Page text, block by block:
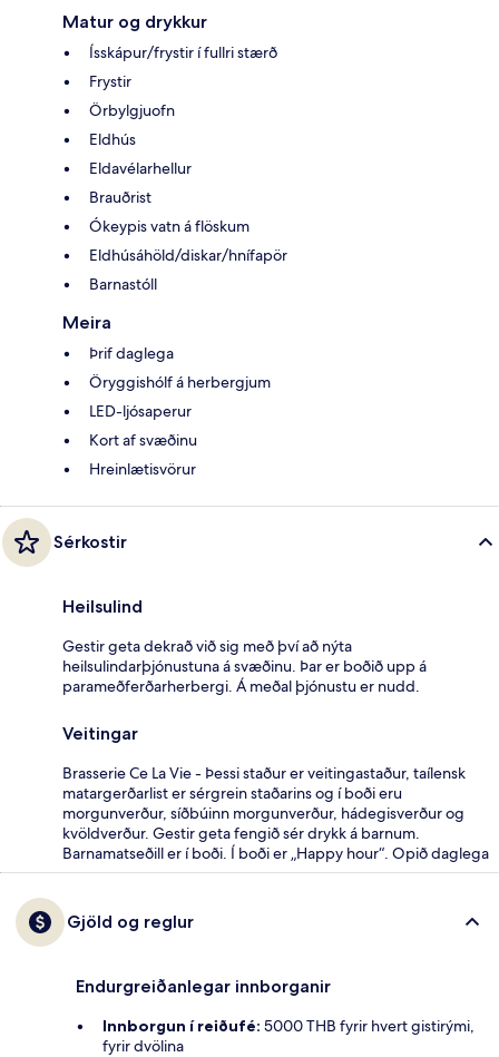
Matur og drykkur
Ísskápur/frystir í fullri stærð
Frystir
Örbylgjuofn
Eldhús
Eldavélarhellur
Brauðrist
Ókeypis vatn á flöskum
Eldhúsáhöld/diskar/hnífapör
Barnastóll
Meira
Þrif daglega
Öryggishólf á herbergjum
LED-ljósaperur
Kort af svæðinu
Hreinlætisvörur
Sérkostir
Heilsulind
Gestir geta dekrað við sig með því að nýta
heilsulindarþjónustuna á svæðinu. Þar er boðið upp á
parameðferðarherbergi. Á meðal þjónustu er nudd.
Veitingar
Brasserie Ce La Vie - Þessi staður er veitingastaður, taílensk
matargerðarlist er sérgrein staðarins og í boði eru
morgunverður, síðbúinn morgunverður, hádegisverður og
kvöldverður. Gestir geta fengið sér drykk á barnum.
Barnamatseðill er í boði. Í boði er „Happy hour“. Opið daglega
Gjöld og reglur
Endurgreiðanlegar innborganir
Innborgun í reiðufé: 5000 THB fyrir hvert gistirými,
fyrir dvölina